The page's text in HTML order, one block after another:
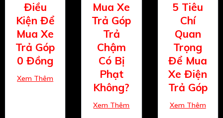
Điều
Kiện Để
Mua Xe
Trả Góp
0 Đồng
Xem Thêm
Mua Xe
Trả Góp
Trả
Chậm
Có Bị
Phạt
Không?
Xem Thêm
5 Tiêu
Chí
Quan
Trọng
Để Mua
Xe Điện
Trả Góp
Xem Thêm